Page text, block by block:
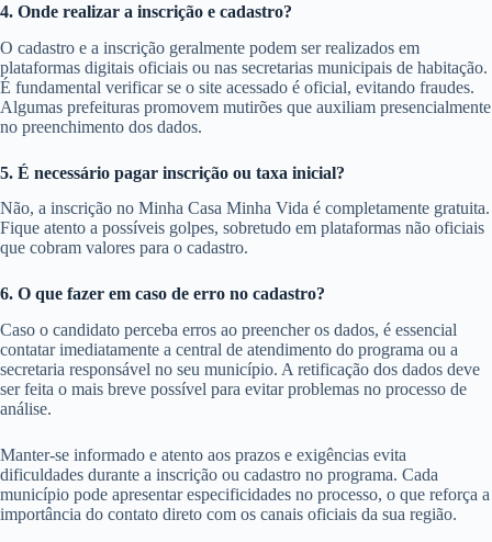
4. Onde realizar a inscrição e cadastro?
O cadastro e a inscrição geralmente podem ser realizados em
plataformas digitais oficiais ou nas secretarias municipais de habitação.
É fundamental verificar se o site acessado é oficial, evitando fraudes.
Algumas prefeituras promovem mutirões que auxiliam presencialmente
no preenchimento dos dados.
5. É necessário pagar inscrição ou taxa inicial?
Não, a inscrição no Minha Casa Minha Vida é completamente gratuita.
Fique atento a possíveis golpes, sobretudo em plataformas não oficiais
que cobram valores para o cadastro.
6. O que fazer em caso de erro no cadastro?
Caso o candidato perceba erros ao preencher os dados, é essencial
contatar imediatamente a central de atendimento do programa ou a
secretaria responsável no seu município. A retificação dos dados deve
ser feita o mais breve possível para evitar problemas no processo de
análise.
Manter-se informado e atento aos prazos e exigências evita
dificuldades durante a inscrição ou cadastro no programa. Cada
município pode apresentar especificidades no processo, o que reforça a
importância do contato direto com os canais oficiais da sua região.